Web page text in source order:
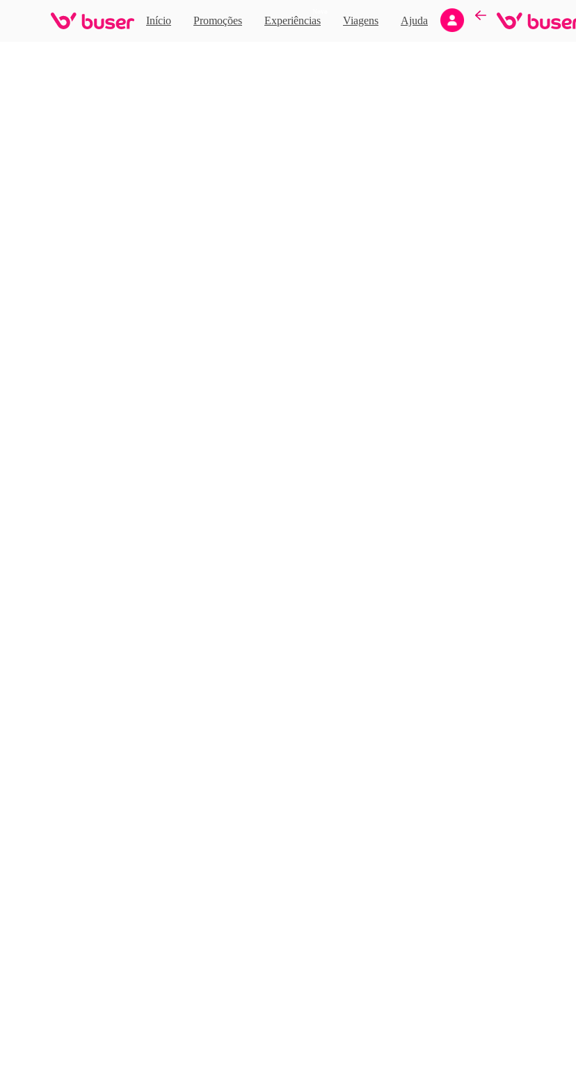
Início Promoções Experiências Viagens Ajuda
Home